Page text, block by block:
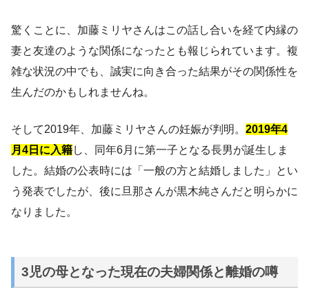
驚くことに、加藤ミリヤさんはこの話し合いを経て内縁の
妻と友達のような関係になったとも報じられています。複
雑な状況の中でも、誠実に向き合った結果がその関係性を
生んだのかもしれませんね。
そして2019年、加藤ミリヤさんの妊娠が判明。 2019年4
月4日に入籍し、同年6月に第一子となる長男が誕生しま
した。結婚の公表時には「一般の方と結婚しました」とい
う発表でしたが、後に旦那さんが黒木純さんだと明らかに
なりました。
3児の母となった現在の夫婦関係と離婚の噂